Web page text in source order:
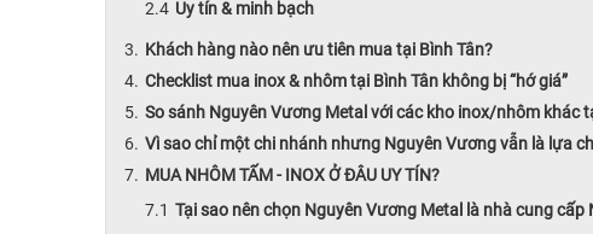
Uy tín & minh bạch
Khách hàng nào nên ưu tiên mua tại Bình Tân?
Checklist mua inox & nhôm tại Bình Tân không bị “hớ giá”
So sánh Nguyên Vương Metal với các kho inox/nhôm khác
Vì sao chỉ một chi nhánh nhưng Nguyên Vương vẫn là lựa
MUA NHÔM TẤM - INOX Ở ĐÂU UY TÍN?
Tại sao nên chọn Nguyên Vương Metal là nhà cung cấp